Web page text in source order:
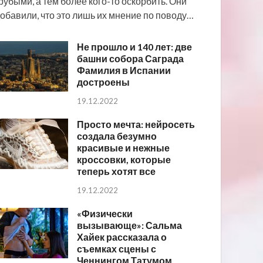
что это лишь их мнение по поводу…
Не прошло и 140 лет: две
башни собора Саграда
Фамилия в Испании
достроены
19.12.2022
Просто мечта: нейросеть
создала безумно
красивые и нежные
кроссовки, которые
теперь хотят все
19.12.2022
«Физически
вызывающе»: Сальма
Хайек рассказала о
съемках сцены с
Ченнингом Татумом